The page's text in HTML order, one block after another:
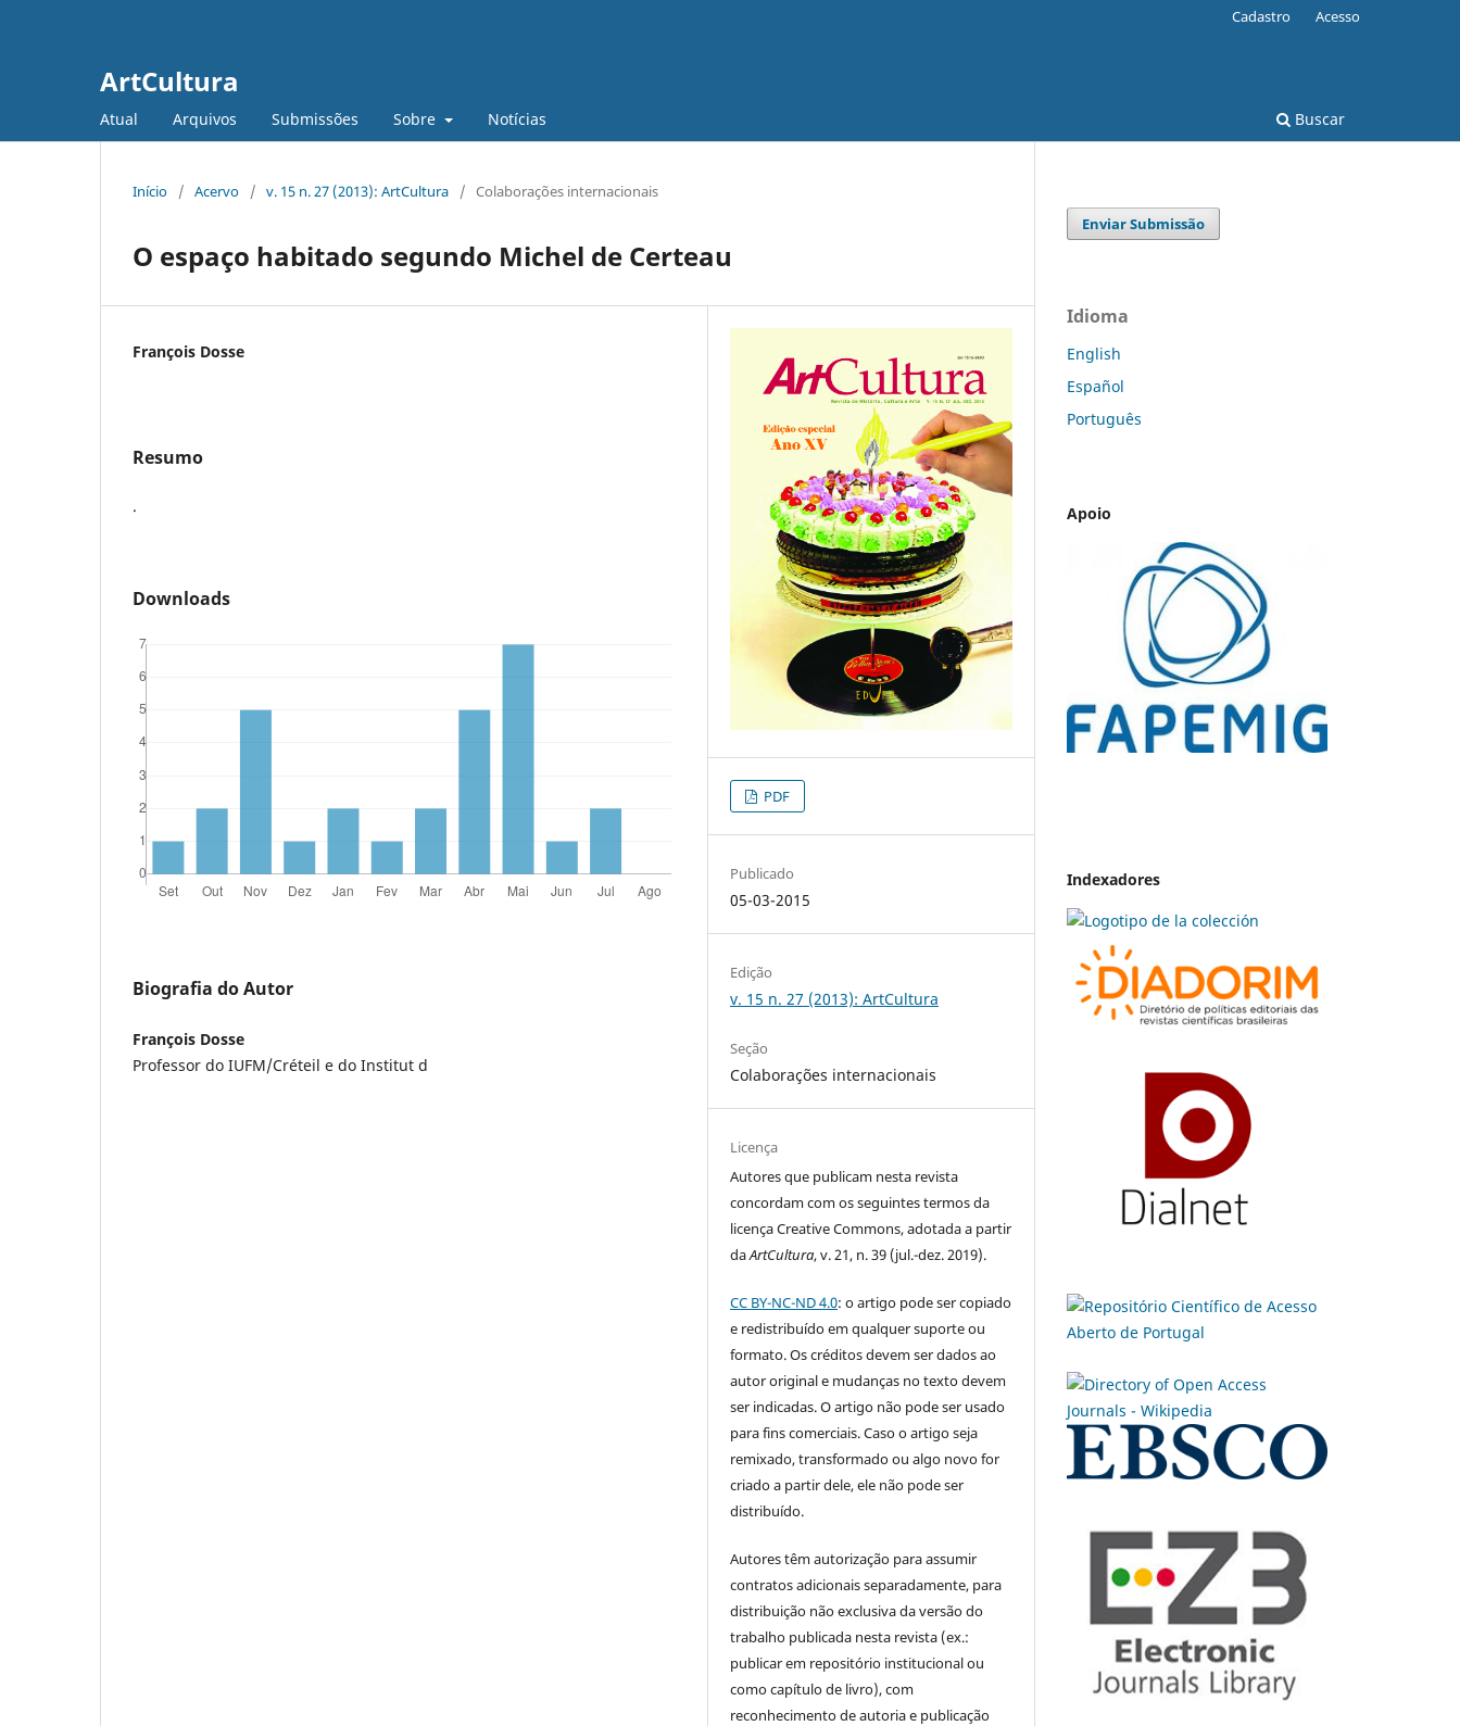
ArtCultura
Atual Arquivos Submissões Sobre Notícias Buscar
Cadastro Acesso
Início / Acervo / v. 15 n. 27 (2013): ArtCultura / Colaborações internacionais
O espaço habitado segundo Michel de Certeau
François Dosse
Resumo
.
Downloads
Biografia do Autor
François Dosse
Professor do IUFM/Créteil e do Institut d
PDF
Publicado
05-03-2015
Edição
v. 15 n. 27 (2013): ArtCultura
Seção
Colaborações internacionais
Licença
Autores que publicam nesta revista
concordam com os seguintes termos da
licença Creative Commons, adotada a partir
daArtCultura, v. 21, n. 39 (jul.-dez. 2019).
CC BY-NC-ND 4.0: o artigo pode ser copiado
e redistribuído em qualquer suporte ou
formato. Os créditos devem ser dados ao
autor original e mudanças no texto devem
ser indicadas. O artigo não pode ser usado
para fins comerciais. Caso o artigo seja
remixado, transformado ou algo novo for
criado a partir dele, ele não pode ser
distribuído.
Autores têm autorização para assumir
contratos adicionais separadamente, para
distribuição não exclusiva da versão do
trabalho publicada nesta revista (ex.:
publicar em repositório institucional ou
como capítulo de livro), com
reconhecimento de autoria e publicação
Enviar Submissão
Idioma
English
Español
Português
Apoio
Indexadores